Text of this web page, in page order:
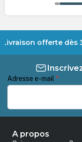
Livraison offerte dès
Adresse e-mail *
A propos